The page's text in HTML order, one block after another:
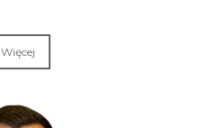
Więcej